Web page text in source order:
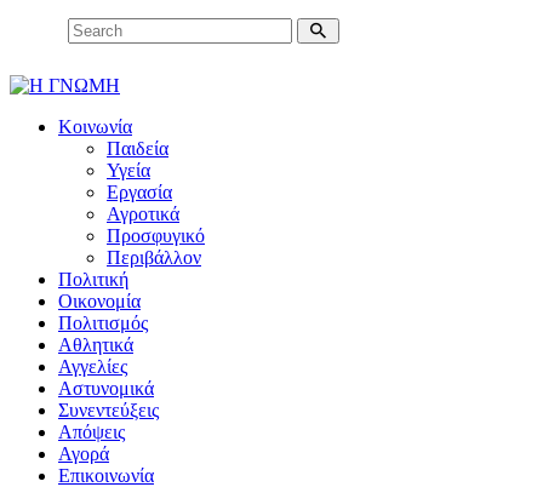
Κοινωνία
Παιδεία
Υγεία
Εργασία
Αγροτικά
Προσφυγικό
Περιβάλλον
Πολιτική
Οικονομία
Πολιτισμός
Αθλητικά
Αγγελίες
Αστυνομικά
Συνεντεύξεις
Απόψεις
Αγορά
Επικοινωνία